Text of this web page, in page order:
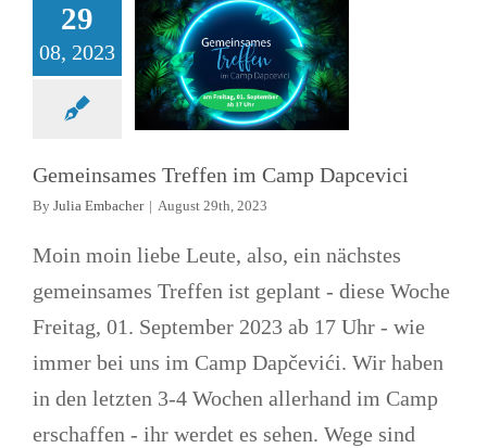
29
08, 2023
Allgemein Arbeit und Jobs
News
Treffen
Gemeinsames Treffen im Camp Dapcevici
By Julia Embacher | August 29th, 2023
Moin moin liebe Leute, also, ein nächstes
gemeinsames Treffen ist geplant - diese Woche
Freitag, 01. September 2023 ab 17 Uhr - wie
immer bei uns im Camp Dapčevići. Wir haben
in den letzten 3-4 Wochen allerhand im Camp
erschaffen - ihr werdet es sehen. Wege sind